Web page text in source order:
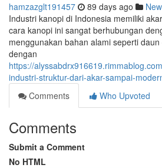
hamzazglt191457 89 days ago
Industri kanopi di Indonesia memiliki
cara kanopi ini sangat berhubungan
menggunakan bahan alami seperti
dengan
https://
industri-struktur-dari-akar-sampai-
Comments
Who Upvoted
Comments
Submit a Comment
No HTML